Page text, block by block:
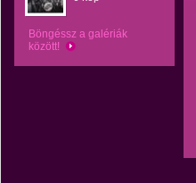
Böngéssz a galériák
között!